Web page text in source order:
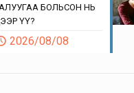
БОЛЬСОН НЬ
ҮҮ?
2026/08/08